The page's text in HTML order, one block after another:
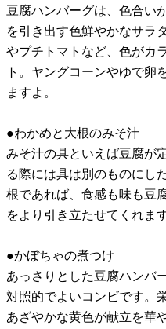
豆腐ハンバーグは、色合い
を引き出す色鮮やかなサラ
やプチトマトなど、色がカ
ト。ヤングコーンやゆで卵
ますよ。
●わかめと大根のみそ汁
みそ汁の具といえば豆腐が
る際には具は別のものにし
根であれば、食感も味も豆
をより引き立たせてくれます
●かぼちゃの煮つけ
あっさりとした豆腐ハンバ
対照的でよいコンビです。
あざやかな黄色が献立を華